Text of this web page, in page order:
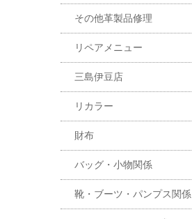
その他革製品修理
リペアメニュー
三島伊豆店
リカラー
財布
バッグ・小物関係
靴・ブーツ・パンプス関係